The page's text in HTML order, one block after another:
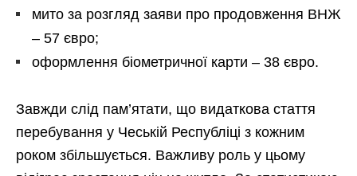
мито за розгляд заяви про продовження ВНЖ
– 57 євро;
оформлення біометричної карти – 38 євро.
Завжди слід пам’ятати, що видаткова стаття
перебування у Чеській Республіці з кожним
роком збільшується. Важливу роль у цьому